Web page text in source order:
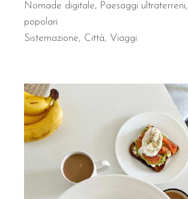
Nomade digitale, Paesaggi ultraterreni,
popolari
Sistemazione Città Viaggi